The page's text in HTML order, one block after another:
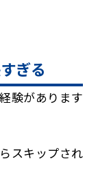
ぎる
験があります
スキップされ